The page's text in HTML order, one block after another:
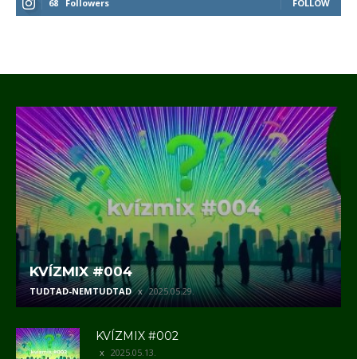
68 Followers FOLLOW
KVÍZMIX #004
TUDTAD-NEMTUDTAD 2025.05.29.
KVÍZMIX #002
2025.05.13.